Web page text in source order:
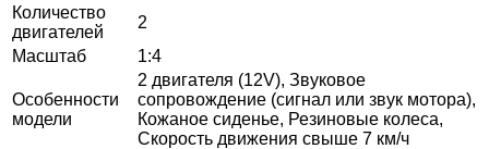
Количество
двигателей
2
Масштаб
1:4
Особенности
модели
2 двигателя (12V), Звуковое
сопровождение (сигнал или звук мотора),
Кожаное сиденье, Резиновые колеса,
Скорость движения свыше 7 км/ч